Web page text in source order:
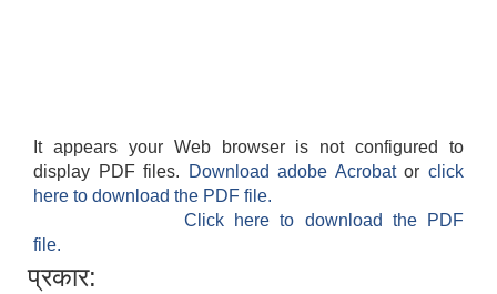
It appears your Web browser is not configured to
display PDF files.
Download adobe Acrobatorclick
here to download the PDF file.
Click here to download the PDF
file.
प्रकार: